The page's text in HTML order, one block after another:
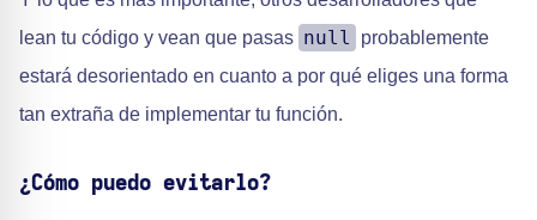
lean tu código y vean que pasas null
probablemente
estará desorientado en cuanto a por qué eliges una forma
tan extraña de implementar tu función.
¿Cómo puedo evitarlo?